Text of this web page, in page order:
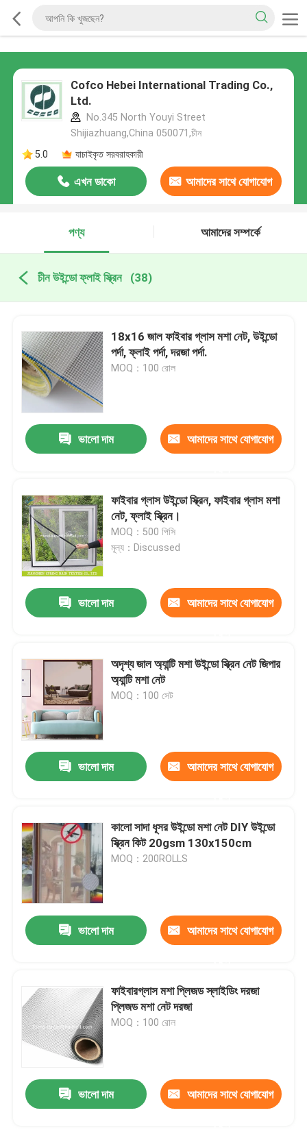
Cofco Hebei International Trading Co.,
Ltd.
No.345 North Youyi Street
Shijiazhuang,China 050071,চীন
5.0
যাচাইকৃত সরবরাহকারী
এখন ডাকো আমাদের সাথে যোগাযোগ
পণ্য
আমাদের সম্পর্কে
চীন উইন্ডো ফ্লাই স্ক্রিন (38)
18x16 জাল ফাইবার গ্লাস মশা নেট, উইন্ডো
পর্দা, ফ্লাই পর্দা, দরজা পর্দা.
MOQ：100 রোল
ভালো দাম আমাদের সাথে যোগাযোগ
ফাইবার গ্লাস উইন্ডো স্ক্রিন, ফাইবার গ্লাস মশা
নেট, ফ্লাই স্ক্রিন।
MOQ：500 পিসি
মূল্য：Discussed
ভালো দাম আমাদের সাথে যোগাযোগ
অদৃশ্য জাল অ্যান্টি মশা উইন্ডো স্ক্রিন নেট জিপার
অ্যান্টি মশা নেট
MOQ：100 সেট
ভালো দাম আমাদের সাথে যোগাযোগ
কালো সাদা ধূসর উইন্ডো মশা নেট DIY উইন্ডো
স্ক্রিন কিট 20gsm 130x150cm
MOQ：200ROLLS
ভালো দাম আমাদের সাথে যোগাযোগ
ফাইবারগ্লাস মশা প্লিজড স্লাইডিং দরজা
প্লিজড মশা নেট দরজা
MOQ：100 রোল
ভালো দাম আমাদের সাথে যোগাযোগ